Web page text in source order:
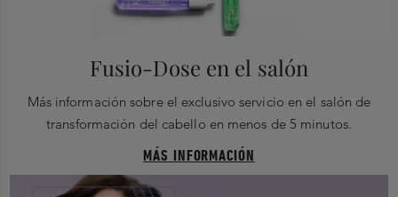
Fusio-Dose en el salón
Más información sobre el exclusivo servicio en el salón de
transformación del cabello en menos de 5 minutos.
MÁS INFORMACIÓN